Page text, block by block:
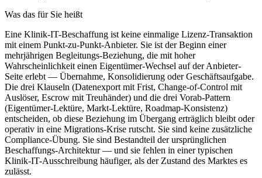
Was das für Sie heißt
Eine Klinik-IT-Beschaffung ist keine einmalige Lizenz-Transaktion
mit einem Punkt-zu-Punkt-Anbieter. Sie ist der Beginn einer
mehrjährigen Begleitungs-Beziehung, die mit hoher
Wahrscheinlichkeit einen Eigentümer-Wechsel auf der Anbieter-
Seite erlebt — Übernahme, Konsolidierung oder Geschäftsaufgabe.
Die drei Klauseln (Datenexport mit Frist, Change-of-Control mit
Auslöser, Escrow mit Treuhänder) und die drei Vorab-Pattern
(Eigentümer-Lektüre, Markt-Lektüre, Roadmap-Konsistenz)
entscheiden, ob diese Beziehung im Übergang erträglich bleibt oder
operativ in eine Migrations-Krise rutscht. Sie sind keine zusätzliche
Compliance-Übung. Sie sind Bestandteil der ursprünglichen
Beschaffungs-Architektur — und sie fehlen in einer typischen
Klinik-IT-Ausschreibung häufiger, als der Zustand des Marktes es
zulässt.